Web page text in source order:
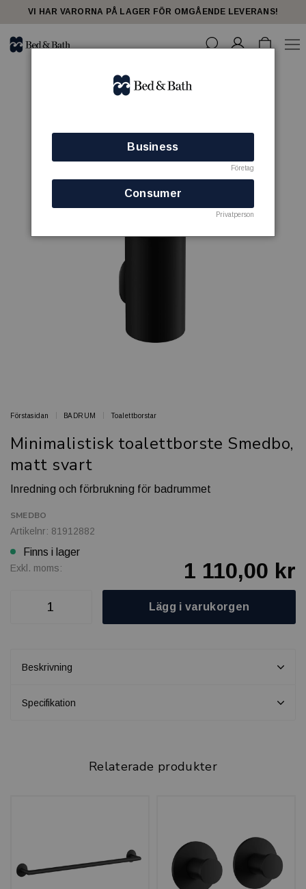
VI HAR VARORNA PÅ LAGER FÖR OMGÅENDE LEVERANS!
Förstasidan BADRUM Toalettborstar
Minimalistisk toalettborste Smedbo,
matt svart
Inredning och förbrukning för badrummet
SMEDBO
Artikelnr: 81912882
Finns i lager
Exkl. moms: 1 110,00 kr
Lägg i varukorgen
Beskrivning
Specifikation
Relaterade produkter
Business
Företag
Consumer
Privatperson